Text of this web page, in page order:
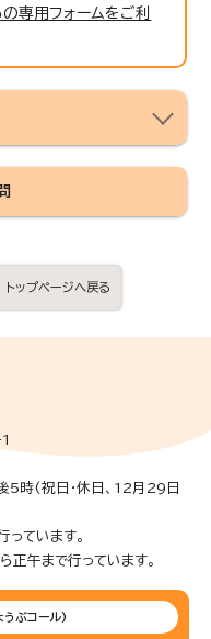
専用フォームをご利
トップページへ戻る
1
5時(祝日・休日、12月29日
ています。
午まで行っています。
うぶコール)